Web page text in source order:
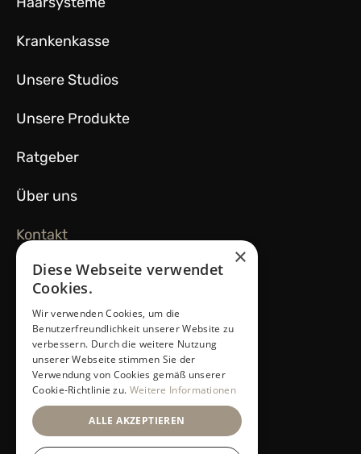
Krankenkasse
Unsere Studios
Unsere Produkte
Ratgeber
Über uns
Kontakt
Rechtliches
Impressum
Datenschutz
AGB
×
Diese Webseite verwendet
Cookies.
Wir verwenden Cookies, um die
Benutzerfreundlichkeit unserer Website zu
verbessern. Durch die weitere Nutzung
unserer Webseite stimmen Sie der
Verwendung von Cookies gemäß unserer
Cookie-Richtlinie zu. Weitere Informationen
ALLE AKZEPTIEREN